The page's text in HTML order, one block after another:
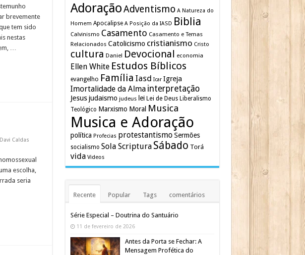
brevemente
tem sido
nestas
…
Caldas
escolha,
seria
AdoraçãoAdventismo A Natureza do
Homem Apocalipse A Posição da IASD Biblia
Calvinismo Casamento Casamento e Temas
Relacionados Catolicismo cristianismo Cristo
cultura Daniel Devocional economia
Ellen White Estudos Bíblicos
evangelho Família Iasd Icar Igreja
Imortalidade da Alma interpretação
Jesus judaismo judeus lei Lei de Deus Liberalismo
Teológico Marxismo Moral Musica
Musica e Adoração
política Profecias protestantismo Sermões
socialismo Sola Scriptura Sábado Torá
vida Videos
Recente Popular Tags comentários
Série Especial – Doutrina do Santuário
11 de fevereiro de 2026
Antes da Porta se Fechar: A
Mensagem Profética do